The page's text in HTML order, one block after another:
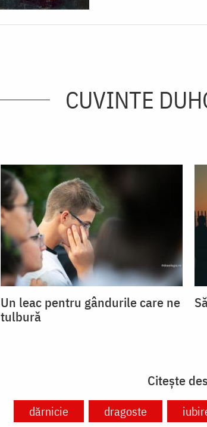
CUVINTE
Un leac pentru gândurile care ne
tulbură
Citește
dărnicie dragoste